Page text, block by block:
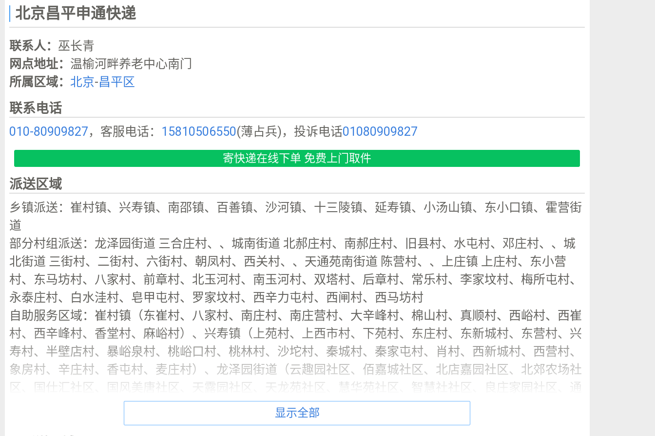
北京昌平申通快递
联系人： 巫长青
网点地址： 温榆河畔养老中心南门
所属区域： 北京-昌平区
联系电话
010-80909827，客服电话： 15810506550(薄占兵)，投诉电话01080909827
寄快递在线下单 免费上门取件
派送区域
乡镇派送：崔村镇、兴寿镇、南邵镇、百善镇、沙河镇、十三陵镇、延寿镇、小汤山镇、东小口镇、霍营街
道
部分村组派送：龙泽园街道 三合庄村、、城南街道 北郝庄村、南郝庄村、旧县村、水屯村、邓庄村、、城
北街道 三街村、二街村、六街村、朝凤村、西关村、、天通苑南街道 陈营村、、上庄镇 上庄村、东小营
村、东马坊村、八家村、前章村、北玉河村、南玉河村、双塔村、后章村、常乐村、李家坟村、梅所屯村、
永泰庄村、白水洼村、皂甲屯村、罗家坟村、西辛力屯村、西闸村、西马坊村
自助服务区域：崔村镇（东崔村、八家村、南庄村、南庄营村、大辛峰村、棉山村、真顺村、西峪村、西崔
村、西辛峰村、香堂村、麻峪村）、兴寿镇（上苑村、上西市村、下苑村、东庄村、东新城村、东营村、兴
寿村、半壁店村、暴峪泉村、桃峪口村、桃林村、沙坨村、秦城村、秦家屯村、肖村、西新城村、西营村、
象房村、辛庄村、香屯村、麦庄村）、龙泽园街道（云趣园社区、佰嘉城社区、北店嘉园社区、北郊农场社
区、国仕汇社区、国风美唐社区、天露园社区、天龙苑社区、慧华苑社区、智慧社社区、良庄家园社区、通
达园社区、风雅园社区、龙华园二区社区、龙华园社区、龙泽苑东区社区、龙泽苑社区、龙禧苑二区社区、
龙禧苑社区、龙腾苑三区社区、龙腾苑二区社区、龙腾苑五区社区、龙腾苑六区社区、龙腾苑四区社区、龙
显示全部